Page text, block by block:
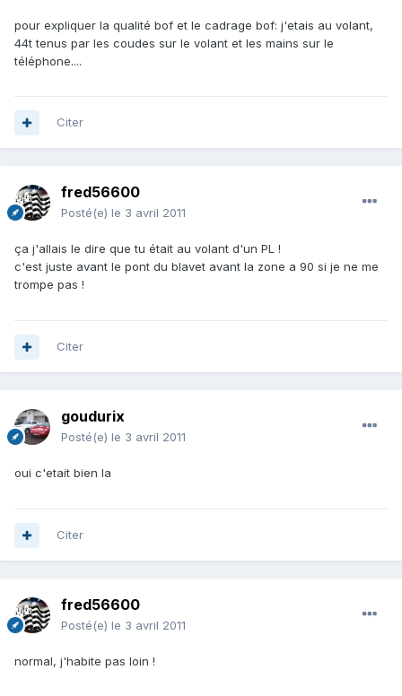
pour expliquer la qualité bof et le cadrage bof: j'etais au volant,
44t tenus par les coudes sur le volant et les mains sur le
téléphone....
Citer
fred56600
Posté(e) le 3 avril 2011
ça j'allais le dire que tu était au volant d'un PL !
c'est juste avant le pont du blavet avant la zone a 90 si je ne me
trompe pas !
Citer
goudurix
Posté(e) le 3 avril 2011
oui c'etait bien la
Citer
fred56600
Posté(e) le 3 avril 2011
normal, j'habite pas loin !